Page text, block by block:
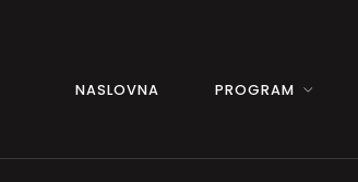
NASLOVNA PROGRAM